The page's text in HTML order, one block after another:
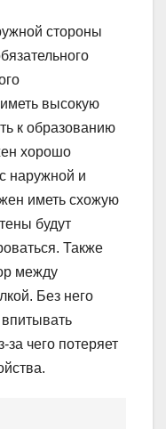
стороны
высокую
к образованию
хорошо
наружной и
иметь схожую
будут
Также
между
Без него
чего потеряет